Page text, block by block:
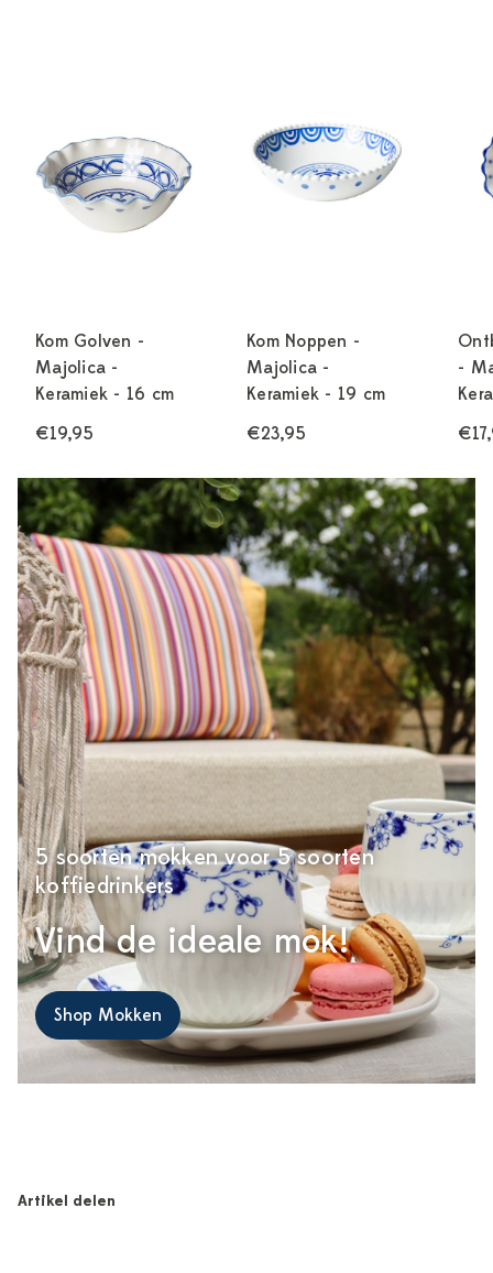
Kom Golven -
Majolica -
Keramiek - 16 cm
€19,95
Kom Noppen -
Majolica -
Keramiek - 19 cm
€23,95
-
5 soorten mokken voor 5 soorten
koffiedrinkers
Vind de ideale mok!
Shop Mokken
Artikel delen